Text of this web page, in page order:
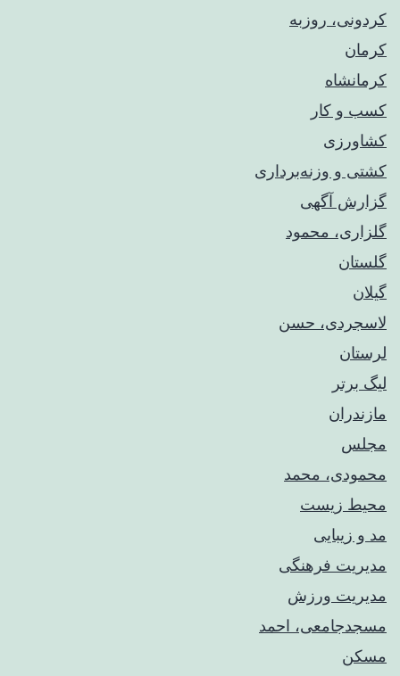
کردونی، روزبه
کرمان
کرمانشاه
کسب و کار
کشاورزی
کشتی و وزنه‌برداری
گزارش آگهی
گلزاری، محمود
گلستان
گیلان
لاسجردی، حسن
لرستان
لیگ برتر
مازندران
مجلس
محمودی، محمد
محیط زیست
مد و زیبایی
مدیریت فرهنگی
مدیریت ورزش
مسجدجامعی، احمد
مسکن